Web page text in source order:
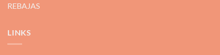
REBAJAS
LINKS